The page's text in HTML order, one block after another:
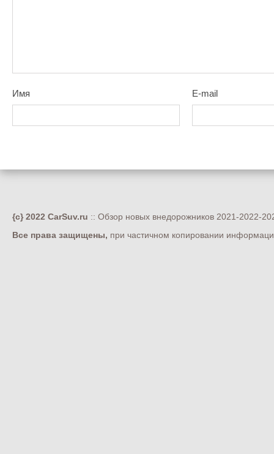
Имя E-mail
{c} 2022 CarSuv.ru :: Обзор новых внедорожников 2021-2022-
Все права защищены, при частичном копировании